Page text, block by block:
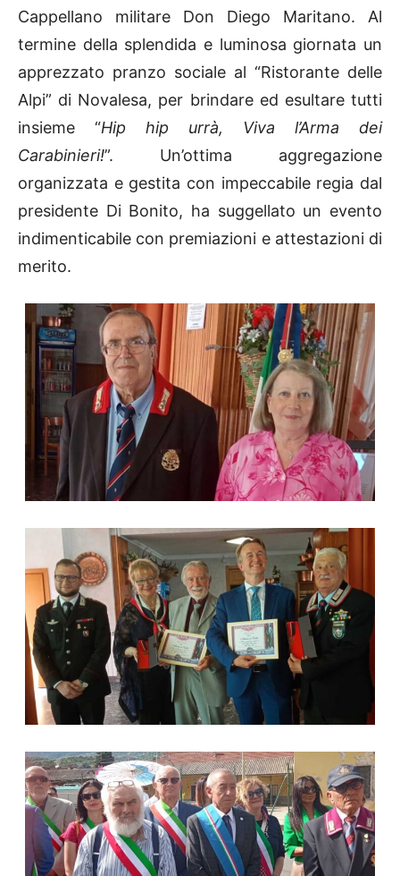
Cappellano militare Don Diego Maritano. Al
termine della splendida e luminosa giornata un
apprezzato pranzo sociale al “Ristorante delle
Alpi” di Novalesa, per brindare ed esultare tutti
insieme “Hip hip urrà, Viva l’Arma dei
Carabinieri!”. Un’ottima aggregazione
organizzata e gestita con impeccabile regia dal
presidente Di Bonito, ha suggellato un evento
indimenticabile con premiazioni e attestazioni di
merito.